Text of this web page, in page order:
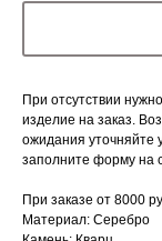
При отсутствии
изделие на заказ.
ожидания уточняйте
заполните форму на
При заказе от 8000
Материал: Серебро